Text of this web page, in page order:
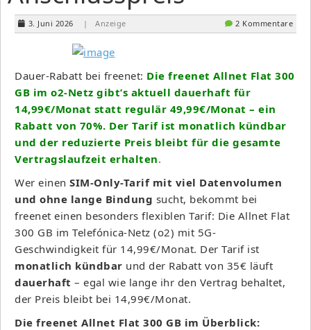
3. Juni 2026 | Anzeige 2 Kommentare
Dauer-Rabatt bei freenet: Die freenet Allnet Flat 300
GB im o2-Netz gibt’s aktuell dauerhaft für
14,99€/Monat statt regulär 49,99€/Monat – ein
Rabatt von 70%. Der Tarif ist monatlich kündbar
und der reduzierte Preis bleibt für die gesamte
Vertragslaufzeit erhalten.
Wer einen SIM-Only-Tarif mit viel Datenvolumen
und ohne lange Bindung sucht, bekommt bei
freenet einen besonders flexiblen Tarif: Die Allnet Flat
300 GB im Telefónica-Netz (o2) mit 5G-
Geschwindigkeit für 14,99€/Monat. Der Tarif ist
monatlich kündbar und der Rabatt von 35€ läuft
dauerhaft – egal wie lange ihr den Vertrag behaltet,
der Preis bleibt bei 14,99€/Monat.
Die freenet Allnet Flat 300 GB im Überblick: